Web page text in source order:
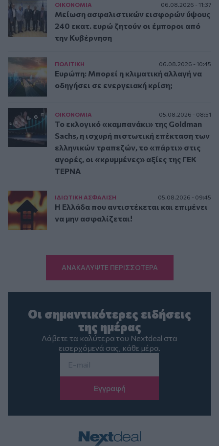
ΟΙΚΟΝΟΜΙΑ 06.08.2026 - 11:37
Μείωση ασφαλιστικών εισφορών ύψους
240 εκατ. ευρώ ζητούν οι έμποροι από
την Κυβέρνηση
ΠΟΛΙΤΙΚΗ 06.08.2026 - 10:45
Ευρώπη: Μπορεί η κλιματική αλλαγή να
οδηγήσει σε ενεργειακή κρίση;
ΟΙΚΟΝΟΜΙΑ 05.08.2026 - 08:51
Το εκλογικό «καμπανάκι» της Goldman
Sachs, η ισχυρή πιστωτική επέκταση των
ελληνικών τραπεζών, το «πάρτι» στις
αγορές, οι «κρυμμένες» αξίες της ΓΕΚ
ΤΕΡΝΑ
ΙΔΙΩΤΙΚΗ ΑΣΦAΛΙΣΗ 05.08.2026 - 09:45
Η Ελλάδα που αντιστέκεται και επιμένει
να μην ασφαλίζεται!
ΑΝΑΚΑΛΥΨΤΕ ΠΕΡΙΣΣΟΤΕΡΑ
Οι σημαντικότερες ειδήσεις
της ημέρας
Λάβετε τα καλύτερα του Nextdeal στα
εισερχόμενά σας, κάθε μέρα.